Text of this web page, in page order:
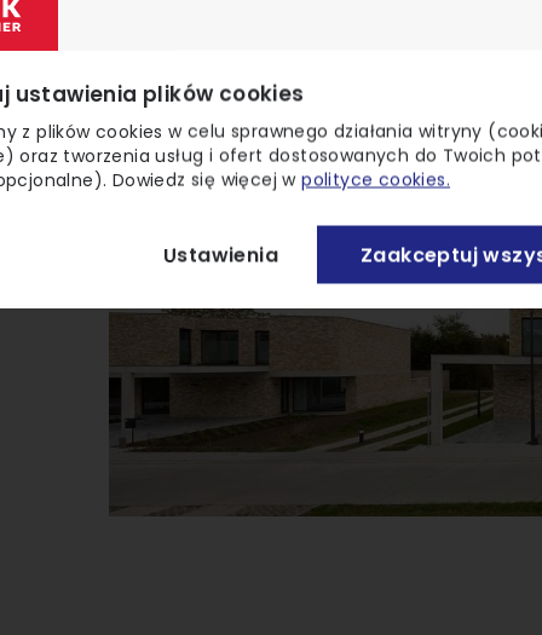
ustawienia plików cookies
z plików cookies w celu sprawnego działania witryny
oraz tworzenia usług i ofert dostosowanych do Twoich
Dowiedz się więcej wpolityce cookies.
Ustawienia Zaakceptuj